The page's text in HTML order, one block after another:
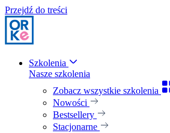
Przejdź do treści
Szkolenia
Nasze szkolenia
Zobacz wszystkie szkolenia
Nowości
Bestsellery
Stacjonarne